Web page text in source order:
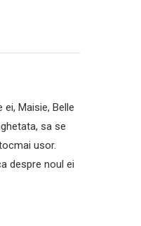
Maisie, Belle
sa se
usor.
despre noul ei